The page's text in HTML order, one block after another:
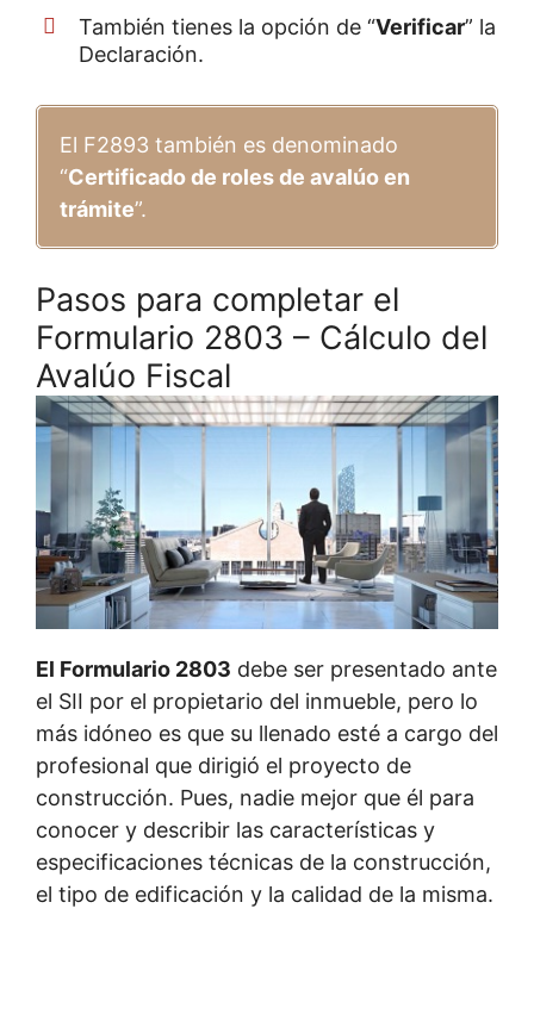
También tienes la opción de “Verificar” la
Declaración.
El F2893 también es denominado
“Certificado de roles de avalúo en
trámite”.
Pasos para completar el
Formulario 2803 – Cálculo del
Avalúo Fiscal
El Formulario 2803 debe ser presentado ante
el SII por el propietario del inmueble, pero lo
más idóneo es que su llenado esté a cargo del
profesional que dirigió el proyecto de
construcción. Pues, nadie mejor que él para
conocer y describir las características y
especificaciones técnicas de la construcción,
el tipo de edificación y la calidad de la misma.